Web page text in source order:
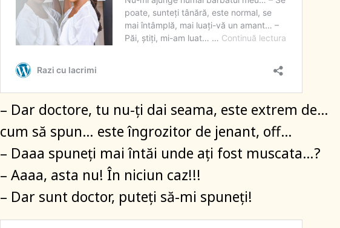
– Dar doctore, tu nu-ți dai seama, este extrem de…
cum să spun… este îngrozitor de jenant, off…
– Daaa spuneți mai întăi unde ați fost muscata…?
– Aaaa, asta nu! În niciun caz!!!
– Dar sunt doctor, puteți să-mi spuneți!